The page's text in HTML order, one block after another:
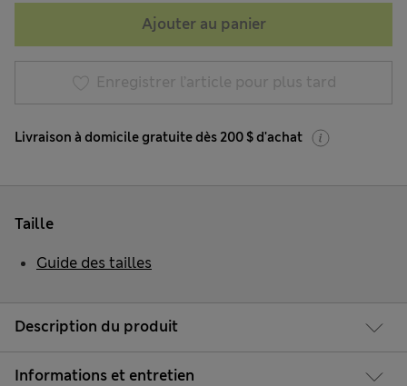
Ajouter au panier
Enregistrer l’article pour plus tard
Livraison à domicile gratuite dès 200 $ d'achat
Description du produit
Informations et entretien
Taille
Guide des tailles